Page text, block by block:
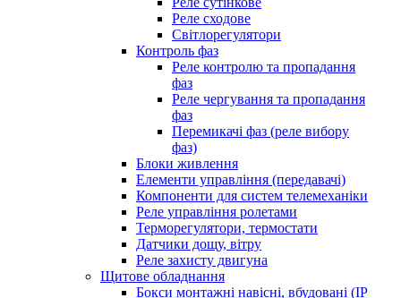
Реле сходове
Світлорегулятори
Контроль фаз
Реле контролю та пропадання
фаз
Реле чергування та пропадання
фаз
Перемикачі фаз (реле вибору
фаз)
Блоки живлення
Елементи управління (передавачі)
Компоненти для систем телемеханіки
Реле управління ролетами
Терморегулятори, термостати
Датчики дощу, вітру
Реле захисту двигуна
Щитове обладнання
Бокси монтажні навісні, вбудовані (IP